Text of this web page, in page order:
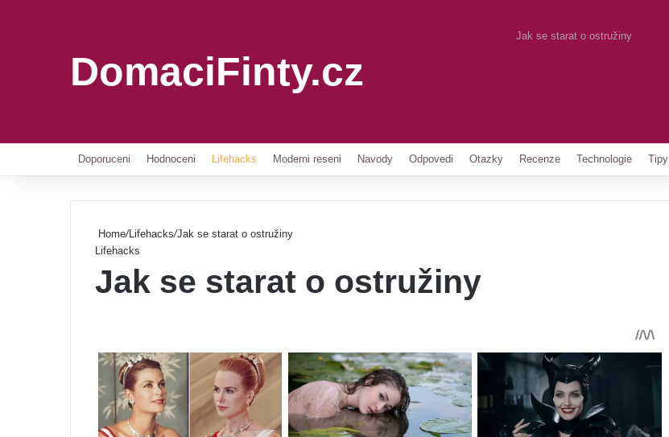
DomaciFinty.cz
Jak se starat o ostružiny
Doporuceni Hodnoceni Lifehacks Moderni reseni Navody Odpovedi Otazky Recenze Technologie Tipy
Home/Lifehacks/Jak se starat o ostružiny
Lifehacks
Jak se starat o ostružiny